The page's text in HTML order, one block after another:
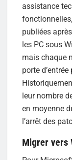
assistance
publiées
les PC sous
mais chaque
porte
leur nombre
en moyenne
l’arrêt des
Migrer vers